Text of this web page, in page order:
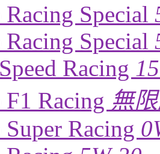
Racing Special
Racing Special
Racing
F1 Racing 無
Super Racing